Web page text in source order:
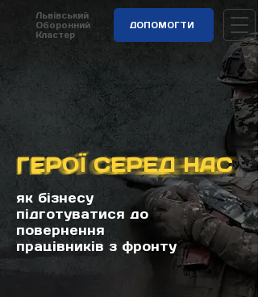
Львівський
Оборонний
Кластер
ДОПОМОГТИ
ГЕРОЇ СЕРЕД НАС
як бізнесу
підготуватися до
повернення
працівників з фронту